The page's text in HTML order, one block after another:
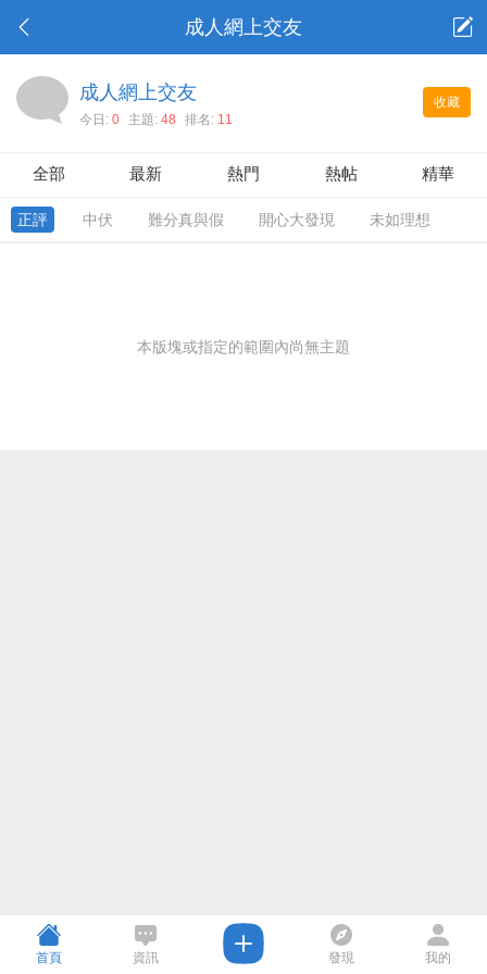
成人網上交友
收藏
成人網上交友
今日: 0 主題: 48 排名: 11
全部 最新 熱門 熱帖 精華
正評 中伏 難分真與假 開心大發現 未如理想
本版塊或指定的範圍內尚無主題
首頁 資訊 發現 我的